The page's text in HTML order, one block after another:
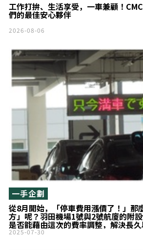
工作打拚、生活享受，一車兼顧！
們的最佳安心夥伴
2026-08-06
從8月開始，「停車費用漲價了！」那
方」呢？羽田機場1號與2號航廈的附設
是否能藉由這次的費率調整，解決長
題」？
一手企劃
2025-07-30